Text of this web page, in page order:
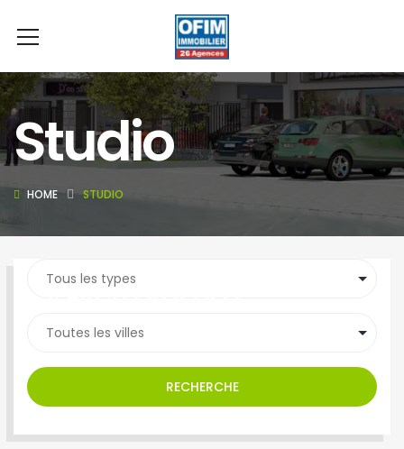
Studio
HOME STUDIO
SEARCH PROPERTY
RECHERCHE